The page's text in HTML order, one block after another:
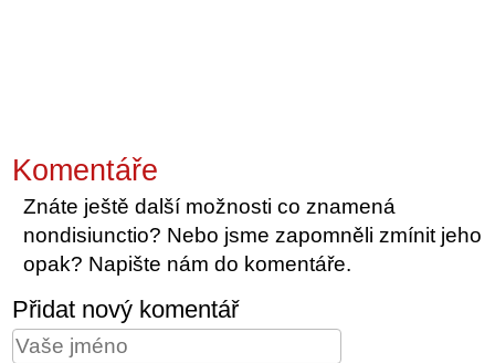
Komentáře
Znáte ještě další možnosti co znamená
nondisiunctio? Nebo jsme zapomněli zmínit jeho
opak? Napište nám do komentáře.
Přidat nový komentář